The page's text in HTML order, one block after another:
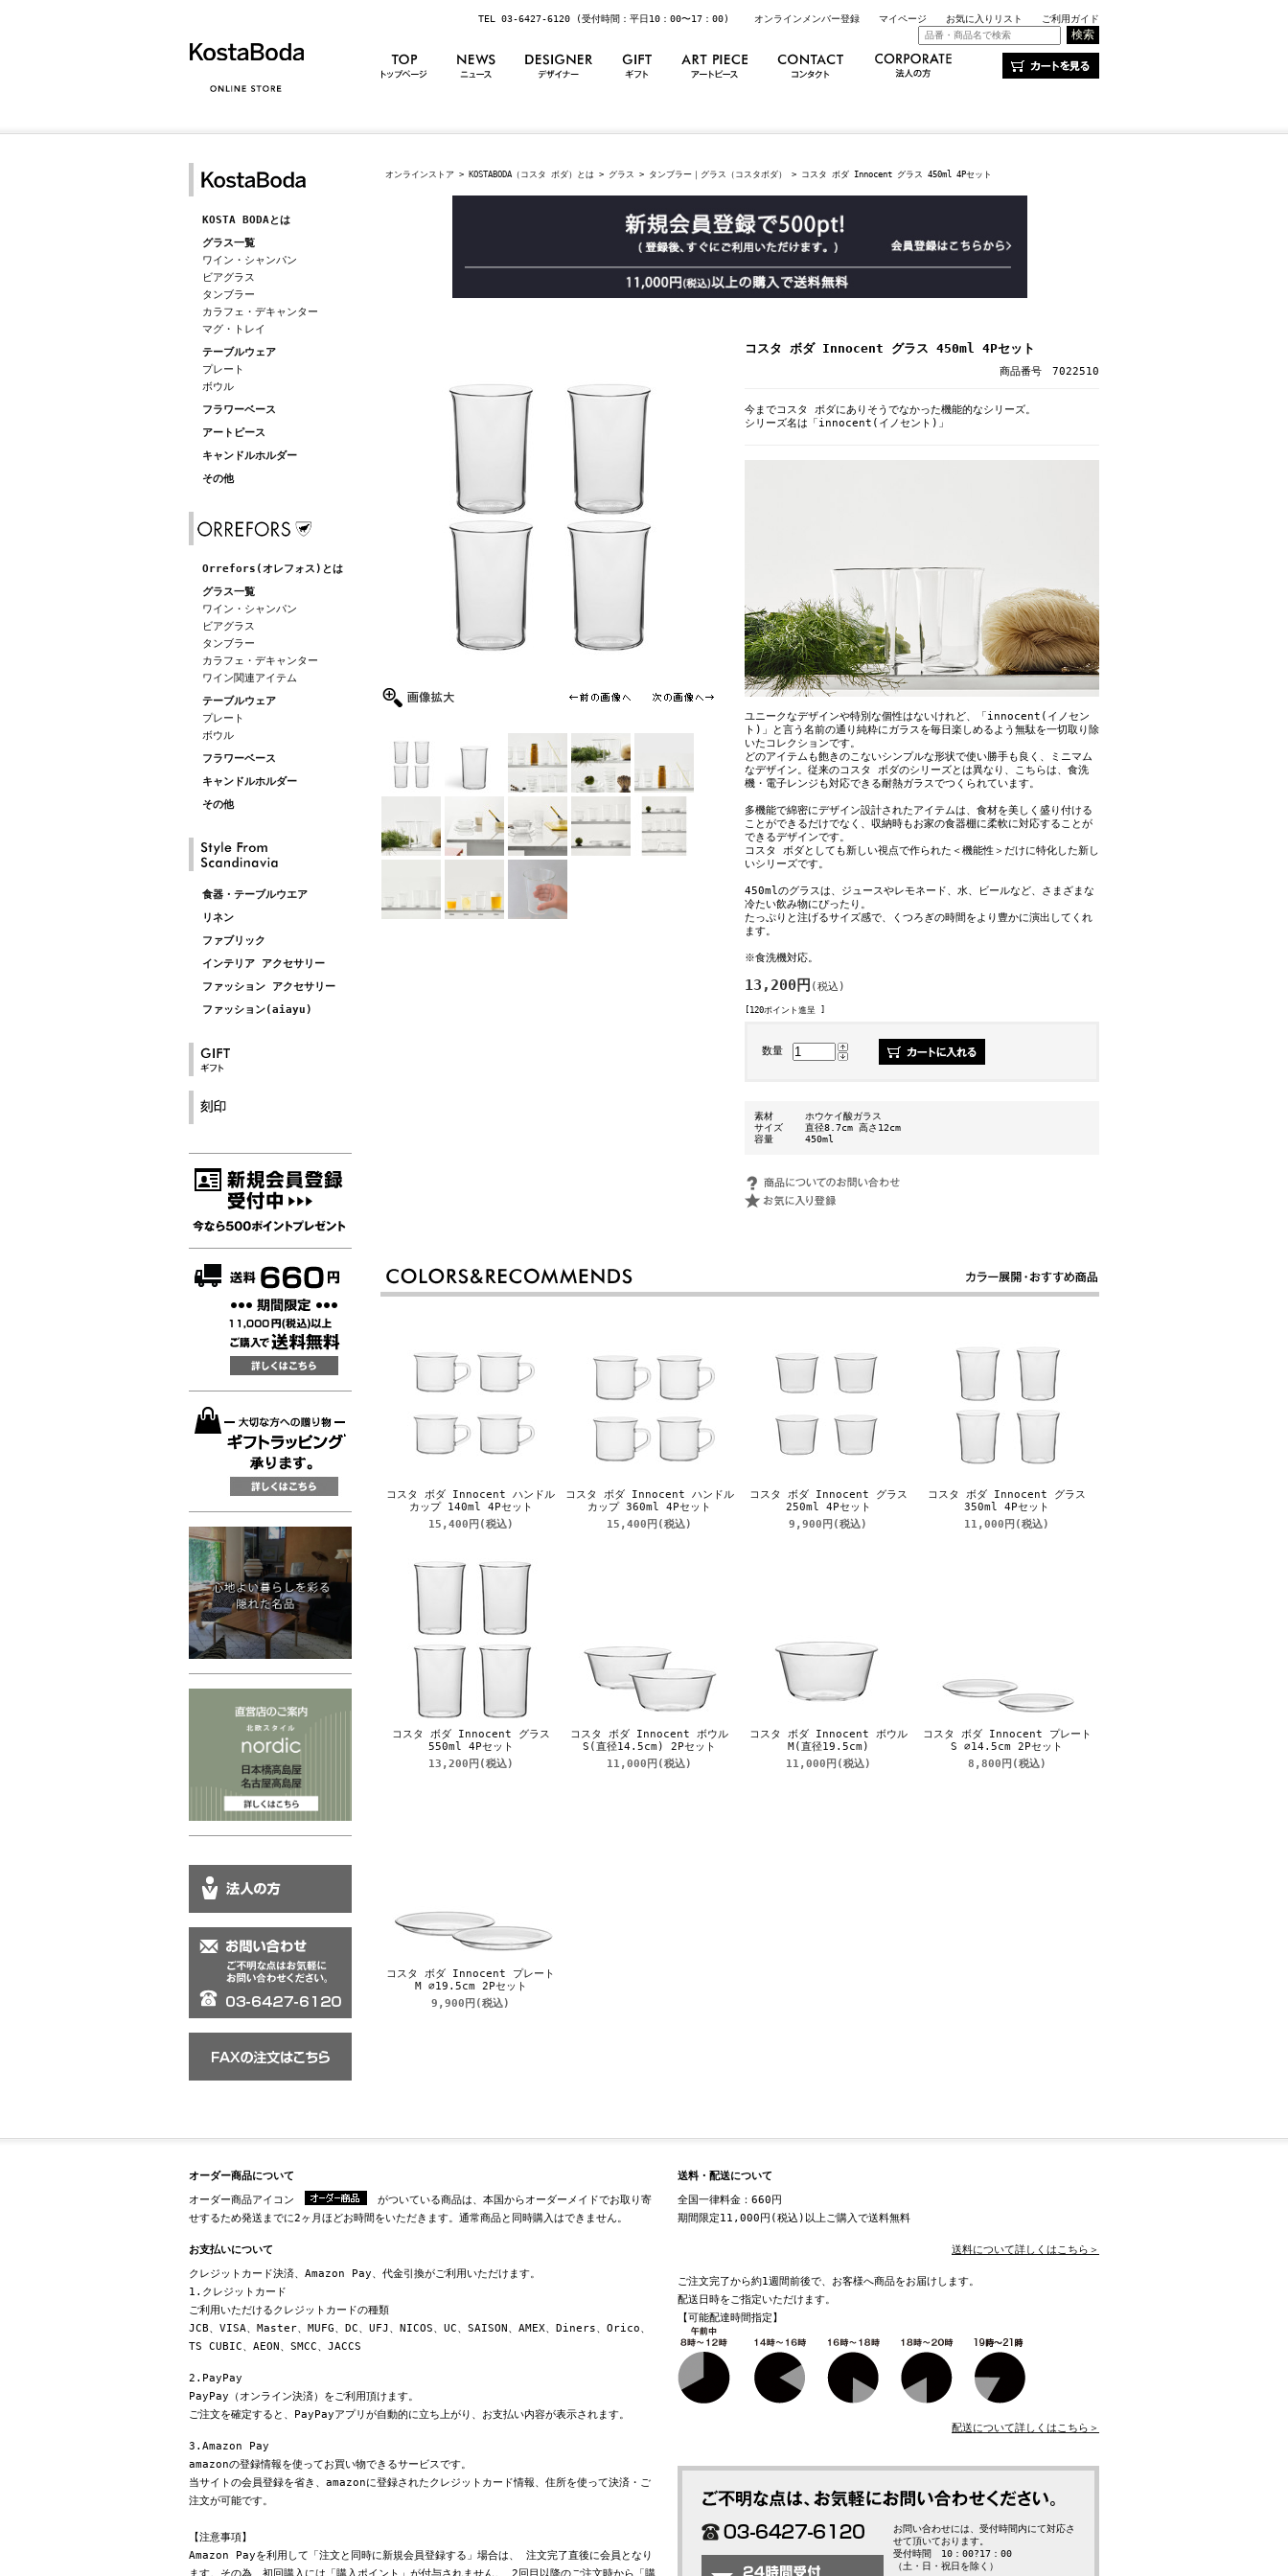
TEL 03-6427-6120 (受付時間：平日10：00〜17：00) オンラインメンバー登録 マイページ お気に入りリスト ご利用ガイド
KOSTA BODAとは
グラス一覧
ワイン・シャンパン
ビアグラス
タンブラー
カラフェ・デキャンター
マグ・トレイ
テーブルウェア
プレート
ボウル
フラワーベース
アートピース
キャンドルホルダー
その他
Orrefors(オレフォス)とは
グラス一覧
ワイン・シャンパン
ビアグラス
タンブラー
カラフェ・デキャンター
ワイン関連アイテム
テーブルウェア
プレート
ボウル
フラワーベース
キャンドルホルダー
その他
食器・テーブルウエア
リネン
ファブリック
インテリア アクセサリー
ファッション アクセサリー
ファッション(aiayu)
オンラインストア > KOSTABODA（コスタ ボダ）とは > グラス > タンブラー｜グラス（コスタボダ） > コスタ ボダ Innocent グラス 450ml 4Pセット
コスタ ボダ Innocent グラス 450ml 4Pセット
商品番号 7022510
今までコスタ ボダにありそうでなかった機能的なシリーズ。
シリーズ名は「innocent(イノセント)」
ユニークなデザインや特別な個性はないけれど、「innocent(イノセン
ト)」と言う名前の通り純粋にガラスを毎日楽しめるよう無駄を一切取り除
いたコレクションです。
どのアイテムも飽きのこないシンプルな形状で使い勝手も良く、ミニマム
なデザイン。従来のコスタ ボダのシリーズとは異なり、こちらは、食洗
機・電子レンジも対応できる耐熱ガラスでつくられています。
多機能で綿密にデザイン設計されたアイテムは、食材を美しく盛り付ける
ことができるだけでなく、収納時もお家の食器棚に柔軟に対応することが
できるデザインです。
コスタ ボダとしても新しい視点で作られた＜機能性＞だけに特化した新し
いシリーズです。
450mlのグラスは、ジュースやレモネード、水、ビールなど、さまざまな
冷たい飲み物にぴったり。
たっぷりと注げるサイズ感で、くつろぎの時間をより豊かに演出してくれ
ます。
※食洗機対応。
13,200円 (税込)
[120ポイント進呈 ]
数量
素材
ホウケイ酸ガラス
サイズ
直径8.7cm 高さ12cm
容量
450ml
コスタ ボダ Innocent ハンドル
カップ 140ml 4Pセット
15,400円 (税込)
コスタ ボダ Innocent ハンドル
カップ 360ml 4Pセット
15,400円 (税込)
コスタ ボダ Innocent グラス
250ml 4Pセット
9,900円 (税込)
コスタ ボダ Innocent グラス
350ml 4Pセット
11,000円 (税込)
コスタ ボダ Innocent グラス
550ml 4Pセット
13,200円 (税込)
コスタ ボダ Innocent ボウル
S(直径14.5cm) 2Pセット
11,000円 (税込)
コスタ ボダ Innocent ボウル
M(直径19.5cm)
11,000円 (税込)
コスタ ボダ Innocent プレート
S ⌀14.5cm 2Pセット
8,800円 (税込)
コスタ ボダ Innocent プレート
M ⌀19.5cm 2Pセット
9,900円 (税込)
オーダー商品について
オーダー商品アイコン
がついている商品は、本国からオーダーメイドでお取り寄
せするため発送までに2ヶ月ほどお時間をいただきます。通常商品と同時購入はできません。
お支払いについて
クレジットカード決済、Amazon Pay、代金引換がご利用いただけます。
1.クレジットカード
ご利用いただけるクレジットカードの種類
JCB、VISA、Master、MUFG、DC、UFJ、NICOS、UC、SAISON、AMEX、Diners、Orico、
TS CUBIC、AEON、SMCC、JACCS
2.PayPay
PayPay（オンライン決済）をご利用頂けます。
ご注文を確定すると、PayPayアプリが自動的に立ち上がり、お支払い内容が表示されます。
3.Amazon Pay
amazonの登録情報を使ってお買い物できるサービスです。
当サイトの会員登録を省き、amazonに登録されたクレジットカード情報、住所を使って決済・ご
注文が可能です。
【注意事項】
Amazon Payを利用して「注文と同時に新規会員登録する」場合は、 注文完了直後に会員となり
送料・配送について
全国一律料金：660円
期間限定11,000円(税込)以上ご購入で送料無料
送料について詳しくはこちら＞
ご注文完了から約1週間前後で、お客様へ商品をお届けします。
配送日時をご指定いただけます。
【可能配達時間指定】
配送について詳しくはこちら＞
お問い合わせには、受付時間内にて対応さ
せて頂いております。
受付時間 10：00?17：00
（土・日・祝日を除く）